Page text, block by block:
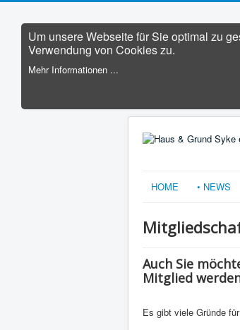
Um unsere Webseite für Sie optimal zu
Verwendung von Cookies zu.
Mehr Informationen ...
HOME • NEWS
Auch Sie
Mitglied
Es gibt viele Gründe